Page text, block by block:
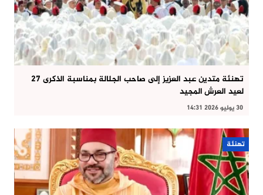
تهنئة متدين عبد العزيز إلى صاحب الجلالة بمناسبة الذكرى 27
لعيد العرش المجيد
30 يوليو 2026 14:31
تهنئة